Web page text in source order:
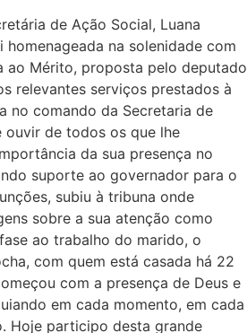
de Ação Social, Luana
homenageada na solenidade com
ao Mérito, proposta pelo deputado
relevantes serviços prestados à
no comando da Secretaria de
ouvir de todos os que lhe
da sua presença no
suporte ao governador para o
subiu à tribuna onde
sobre a sua atenção como
ao trabalho do marido, o
com quem está casada há 22
com a presença de Deus e
em cada momento, em cada
Hoje participo desta grande